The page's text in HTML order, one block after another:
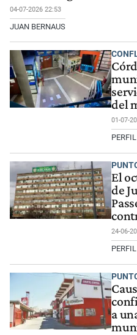
04-07-2026 22:53
JUAN BERNAUS
del
01-07-
El
de
24-06-
a